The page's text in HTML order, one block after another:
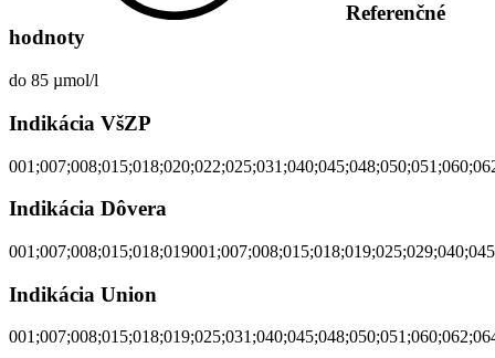
Referenčné
hodnoty
do 85 µmol/l
Indikácia VšZP
Indikácia Dôvera
Indikácia Union